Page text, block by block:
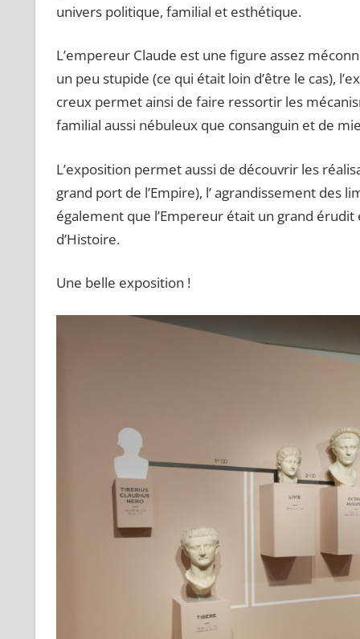
univers politique, familial et esthétique.
L’empereur Claude est une figure assez
un peu stupide (ce qui était loin d’être le cas),
creux permet ainsi de faire ressortir les
familial aussi nébuleux que consanguin et de
L’exposition permet aussi de découvrir les
grand port de l’Empire), l’ agrandissement des
également que l’Empereur était un grand
d’Histoire.
Une belle exposition !